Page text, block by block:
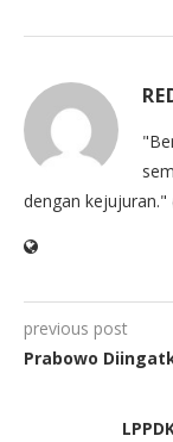
dengan kejujuran."
previous post
Prabowo